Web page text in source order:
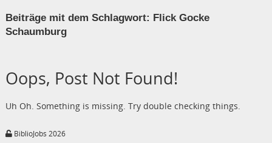
Beiträge mit dem Schlagwort: Flick Gocke
Schaumburg
Oops, Post Not Found!
Uh Oh. Something is missing. Try double checking things.
BiblioJobs 2026